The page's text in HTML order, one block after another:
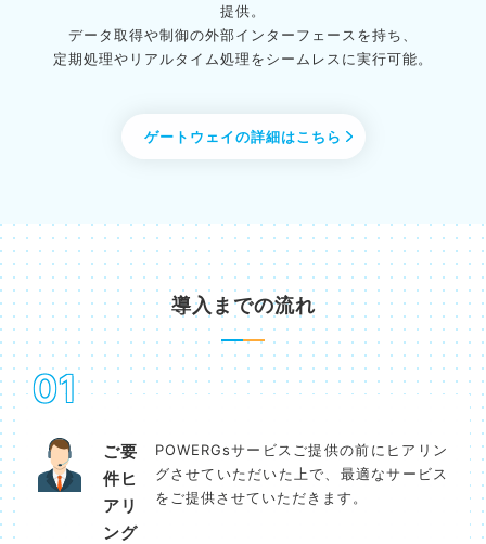
提供。
データ取得や制御の外部インターフェースを持ち、
定期処理やリアルタイム処理をシームレスに実行可能。
ゲートウェイの詳細はこちら
導入までの流れ​
01
ご要
件ヒ
アリ
ング​
POWERGsサービスご提供の前にヒアリン
グさせていただいた上で、最適なサービス
をご提供させていただきます。